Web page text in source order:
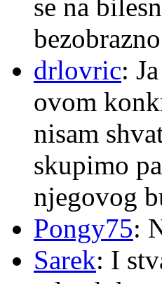
se na
drlovric:
ovom
nisam
skupimo
njegovog
Pongy75:
Sarek: I